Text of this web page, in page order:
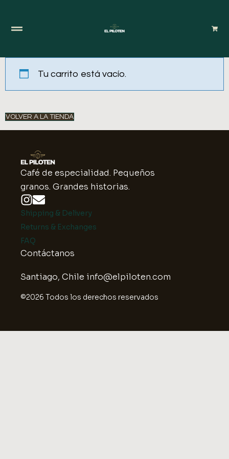
Tu carrito está vacío.
VOLVER A LA TIENDA
Café de especialidad. Pequeños
granos. Grandes historias.
Shipping & Delivery
Returns & Exchanges
FAQ
Contáctanos
Santiago, Chile info@elpiloten.com
©2026 Todos los derechos reservados